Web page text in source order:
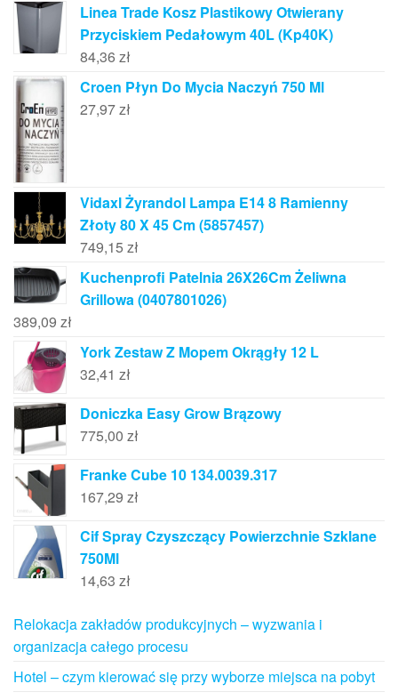
Linea Trade Kosz Plastikowy Otwierany
Przyciskiem Pedałowym 40L (Kp40K)
84,36 zł
Croen Płyn Do Mycia Naczyń 750 Ml
27,97zł
Vidaxl Żyrandol Lampa E14 8 Ramienny
Złoty 80 X 45 Cm (5857457)
749,15 zł
Kuchenprofi Patelnia 26X26Cm Żeliwna
Grillowa (0407801026)
389,09 zł
York Zestaw Z Mopem Okrągły 12 L
32,41 zł
Doniczka Easy Grow Brązowy
775,00 zł
Franke Cube 10 134.0039.317
167,29 zł
Cif Spray Czyszczący Powierzchnie Szklane
750Ml
14,63 zł
Relokacja zakładów produkcyjnych – wyzwania i
organizacja całego procesu
Hotel – czym kierować się przy wyborze miejsca na pobyt